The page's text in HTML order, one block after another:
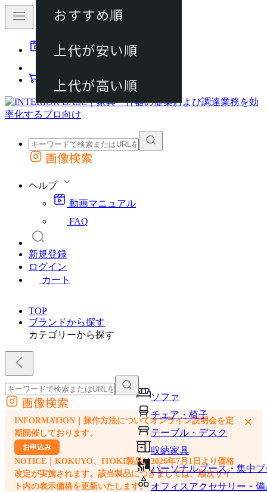
動画マニュアル
カート
外部サイトの商品をカートに追加
画像検索
ヘルプ
動画マニュアル
FAQ
新規登録
ログイン
カート
TOP
ブランドから探す
カテゴリーから探す
ソファ
チェア・椅子
テーブル・デスク
収納家具
パーソナルブース・集中
オフィスアクセサリー・備
外部サイトの商品をカートに追加
他のサイトで見つけた商品ページのURLを貼り付けて、カートに追加できます
画像検索
INFORMATION｜操作方法についてオンライン説明会を定
期開催しております。
お申込み
NOTICE｜KOKUYO、ITOKI製品は2026年7月1日より価格
改定が実施されます。該当製品につきましては、順次サイ
ト内の表示価格を更新いたします。
×
おすすめ順
上代が安い順
上代が高い順